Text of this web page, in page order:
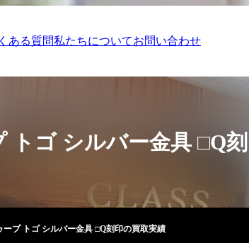
ある質問私たちについてお問い合わせ
トゴ シルバー金具 □Q
ープ トゴ シルバー金具 □Q刻印の買取実績